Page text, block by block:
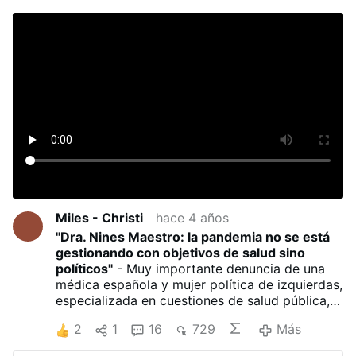
Miles - Christi
hace 4 años
"Dra. Nines Maestro: la pandemia no se está
gestionando con objetivos de salud sino
políticos" - Muy importante denuncia de una
médica española y mujer política de izquierdas,
especializada en cuestiones de salud pública,
trayectoria en la función pública de su país. Es
el tipo de testimonio que ayuda a que la gente
2 1 16 729 Más